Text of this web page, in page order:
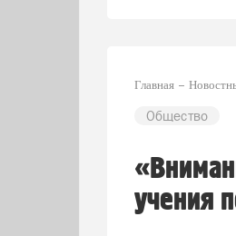
Главная
Общество
учения